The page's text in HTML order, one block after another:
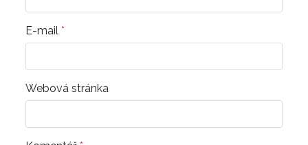
E-mail*
Webová stránka